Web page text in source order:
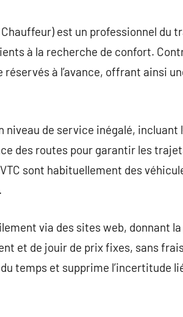
est un professionnel du
à la recherche de confort.
à l’avance, offrant ainsi
de service inégalé, incluant
des routes pour garantir les
sont habituellement des
via des sites web, donnant
et de jouir de prix fixes, sans
temps et supprime l’incertitude